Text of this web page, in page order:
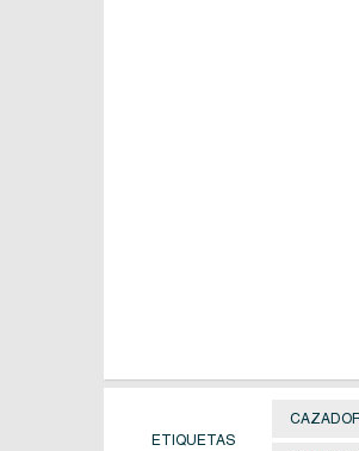
ETIQUETAS